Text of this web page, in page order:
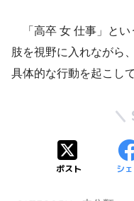
「高卒 女 仕事」とい
肢を視野に入れながら
具体的な行動を起こし
ポスト シ